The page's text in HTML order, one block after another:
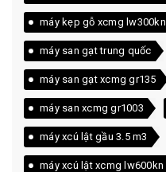
máy kẹp gỗ xcmg lw300kn
máy san gạt trung quốc
máy san gạt xcmg gr135
máy san xcmg gr1003
máy xcú lật gầu 3.5 m3
máy xcú lật xcmg lw600kn